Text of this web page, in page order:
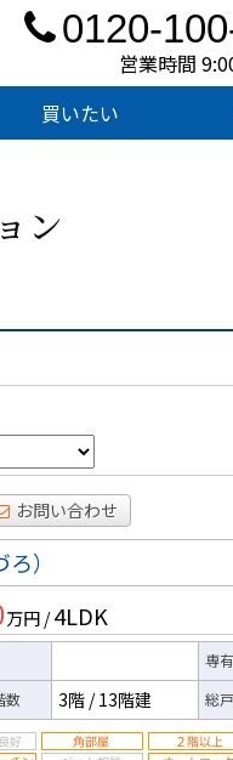
0120-
営業時間
買いたい
ン
お問い合わせ
）
万円 / 4LDK
専
数 3階 /13階建 総